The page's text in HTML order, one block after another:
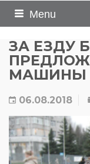
Menu
ЗА ЕЗДУ
МАШИНЫ
06.08.2018